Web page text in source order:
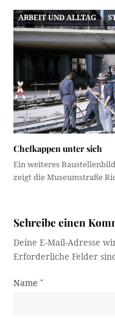
ARBEIT UND ALLTAG
Chefkappen unter sich
Ein weiteres
zeigt die Museumstraße
Schreibe einen
Deine E-Mail-Adresse
Erforderliche Felder
Name*